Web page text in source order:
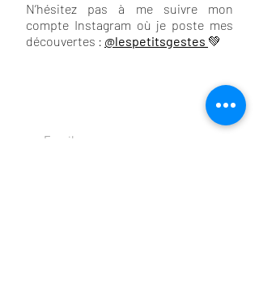
N’hésitez pas à me suivre mon
compte Instagram où je poste mes
découvertes : @lespetitsgestes 💚